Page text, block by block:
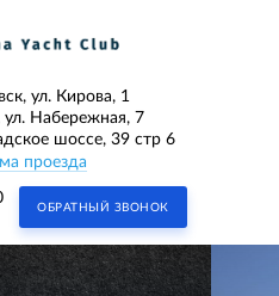
ул. Кирова, 1
ул. Набережная, 7
шоссе, 39 стр 6
проезда
ОБРАТНЫЙ ЗВОНОК